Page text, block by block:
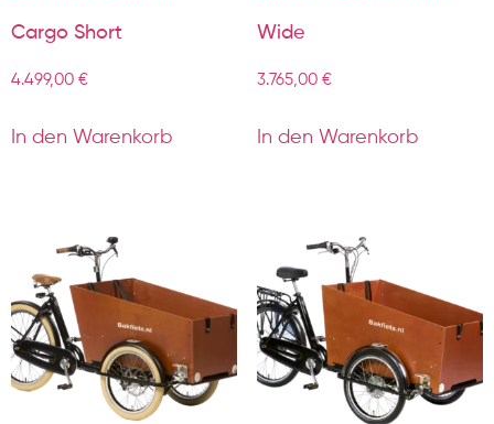
Cargo Short
4.499,00 €
In den Warenkorb
Wide
3.765,00 €
In den Warenkorb